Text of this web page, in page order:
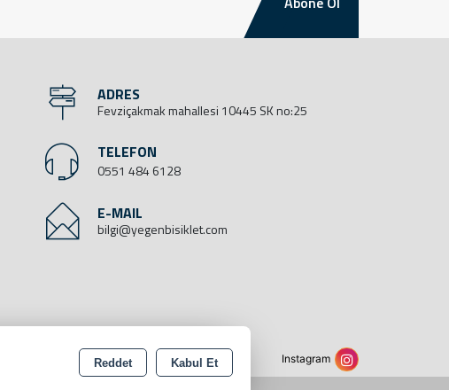
ADRES
Fevziçakmak mahallesi 10445 SK no:25
TELEFON
0551 484 6128
E-MAIL
bilgi@yegenbisiklet.com
Instagram
Reddet Kabul Et